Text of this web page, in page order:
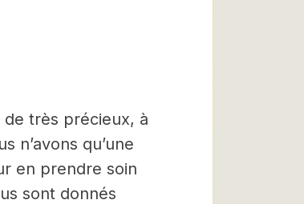
très précieux, à
n’avons qu’une
en prendre soin
sont donnés